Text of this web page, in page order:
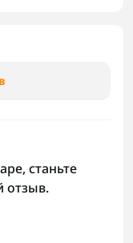
станьте
отзыв.